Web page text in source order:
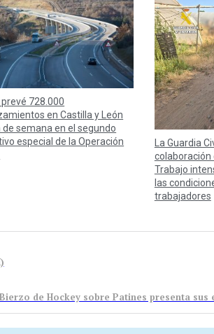
prevé 728.000
en Castilla y León
semana en el segundo
especial de la Operación
La Guardia
colaboración
Trabajo
las
trabajadores
de Hockey sobre Patines presenta sus